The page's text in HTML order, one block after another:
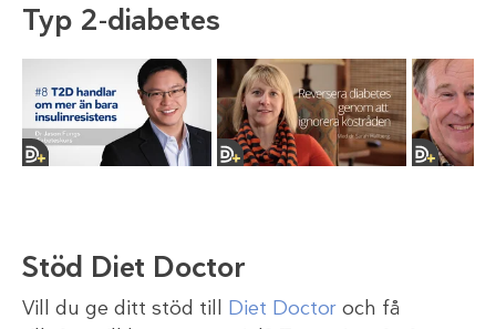
Typ 2-diabetes
Stöd Diet Doctor
Vill du ge ditt stöd till Diet Doctor och få